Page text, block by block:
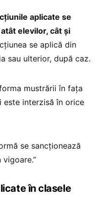
aplicate se
elevilor, cât și
se aplică din
sau ulterior, după caz.
mustrării în fața
este interzisă în orice
se sancționează
în clasele